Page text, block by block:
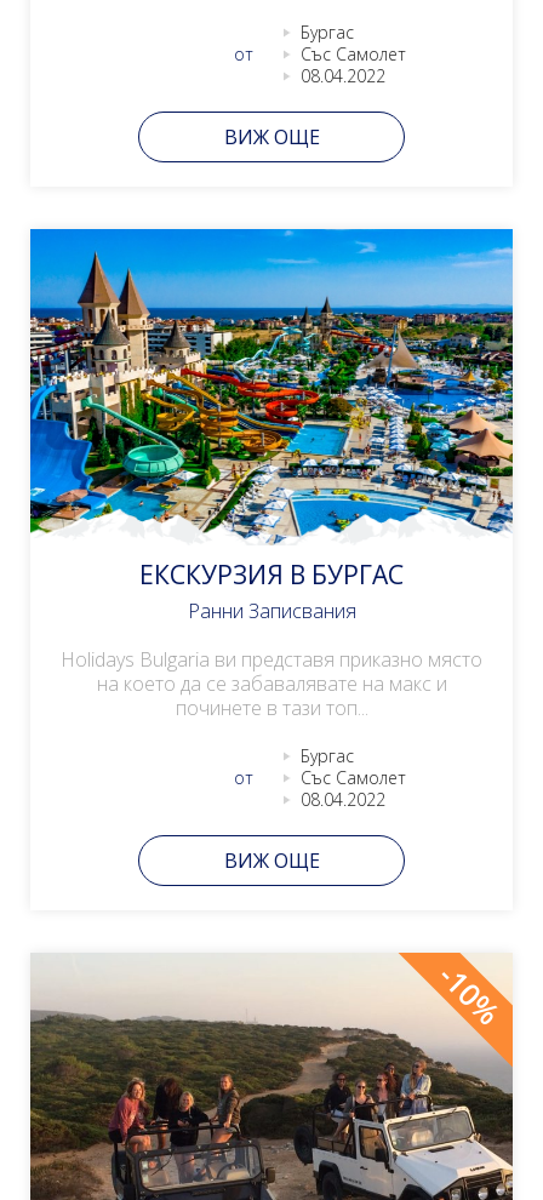
от
Бургас
Със Самолет
08.04.2022
ВИЖ ОЩЕ
ЕКСКУРЗИЯ В БУРГАС
Ранни Записвания
Holidays Bulgaria ви представя приказно място
на което да се забавалявате на макс и
починете в тази топ...
от
Бургас
Със Самолет
08.04.2022
ВИЖ ОЩЕ
-10%